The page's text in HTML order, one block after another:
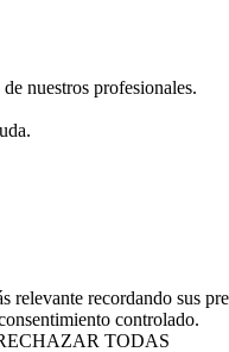
nuestros profesionales.
recordando sus
controlado.
TODAS